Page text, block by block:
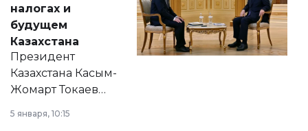
налогах и
будущем
Казахстана
Президент
Казахстана Касым-
Жомарт Токаев
сразу несколько
5 января, 10:15